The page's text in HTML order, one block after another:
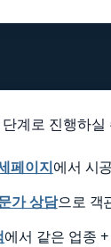
계로 진행하실
페이지에서 시
가 상담으로 객
에서 같은 업종